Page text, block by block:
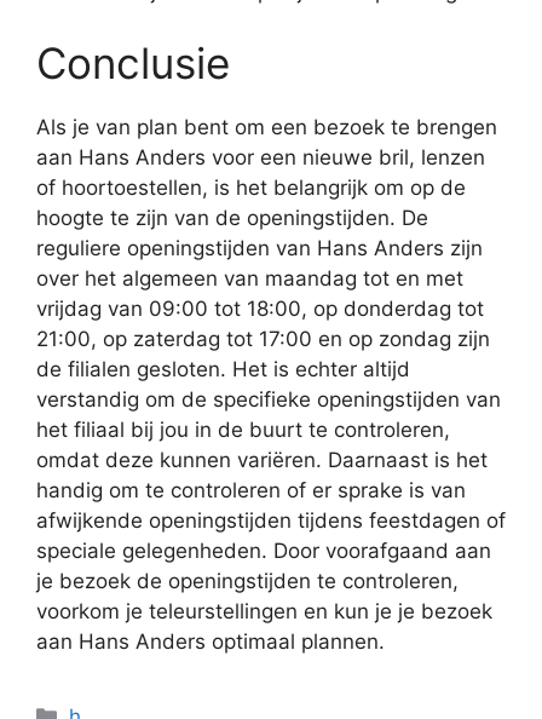
Conclusie
Als je van plan bent om een bezoek te brengen
aan Hans Anders voor een nieuwe bril, lenzen
of hoortoestellen, is het belangrijk om op de
hoogte te zijn van de openingstijden. De
reguliere openingstijden van Hans Anders zijn
over het algemeen van maandag tot en met
vrijdag van 09:00 tot 18:00, op donderdag tot
21:00, op zaterdag tot 17:00 en op zondag zijn
de filialen gesloten. Het is echter altijd
verstandig om de specifieke openingstijden van
het filiaal bij jou in de buurt te controleren,
omdat deze kunnen variëren. Daarnaast is het
handig om te controleren of er sprake is van
afwijkende openingstijden tijdens feestdagen of
speciale gelegenheden. Door voorafgaand aan
je bezoek de openingstijden te controleren,
voorkom je teleurstellingen en kun je je bezoek
aan Hans Anders optimaal plannen.
Categorieën